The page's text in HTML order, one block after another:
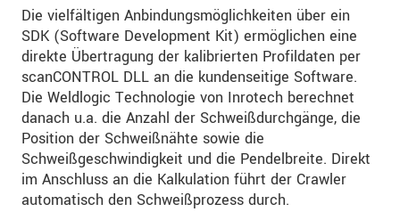
Die vielfältigen Anbindungsmöglichkeiten über ein
SDK (Software Development Kit) ermöglichen eine
direkte Übertragung der kalibrierten Profildaten per
scanCONTROL DLL an die kundenseitige Software.
Die Weldlogic Technologie von Inrotech berechnet
danach u.a. die Anzahl der Schweißdurchgänge, die
Position der Schweißnähte sowie die
Schweißgeschwindigkeit und die Pendelbreite. Direkt
im Anschluss an die Kalkulation führt der Crawler
automatisch den Schweißprozess durch.